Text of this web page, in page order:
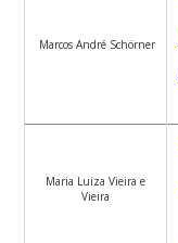
Marcos André Schörner
Maria Luiza Vieira e
Vieira